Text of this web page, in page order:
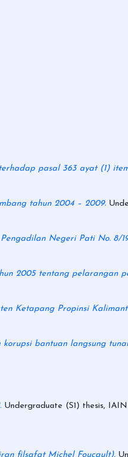
pasal 363 ayat (1)
tahun 2004 – 2009.
Negeri Pati No. 8/
2005 tentang pelarangan
Ketapang Propinsi
bantuan langsung
Undergraduate (S1) thesis, IAIN
filsafat Michel Foucault).